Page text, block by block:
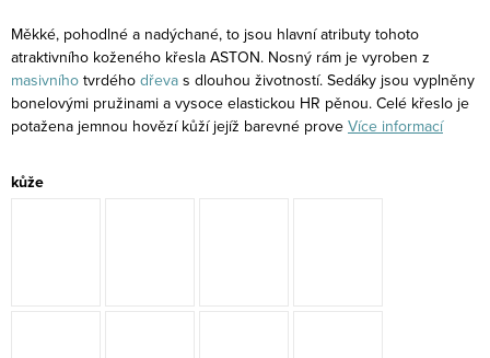
Měkké, pohodlné a nadýchané, to jsou hlavní atributy tohoto
atraktivního koženého křesla ASTON. Nosný rám je vyroben z
masivního tvrdého dřeva s dlouhou životností. Sedáky jsou vyplněny
bonelovými pružinami a vysoce elastickou HR pěnou. Celé křeslo je
potažena jemnou hovězí kůží jejíž barevné prove Více informací
kůže